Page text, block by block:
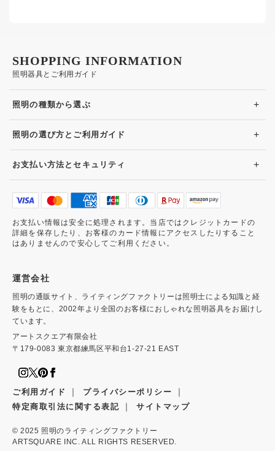
照明器具とご利用ガイド
SHOPPING INFORMATION
照明の種類から選ぶ +
照明の選び方とご利用ガイド +
お支払い方法とセキュリティ +
お支払い情報は安全に処理されます。当店ではクレジットカードの
詳細を保存したり、お客様のカード情報にアクセスしたりすること
はありませんので安心してご利用ください。
運営会社
照明の通販サイト、ライティングファクトリーは照明士による知識と経
験をもとに、2002年より全国のお客様におしゃれな照明器具をお届けし
ています。
アートスクエア有限会社
〒179-0083 東京都練馬区平和台1-27-21 EAST
ご利用ガイド ｜ プライバシーポリシー ｜
特定商取引法に関する表記 ｜ サイトマップ
© 2025 照明のライティングファクトリー
ARTSQUARE INC. ALL RIGHTS RESERVED.